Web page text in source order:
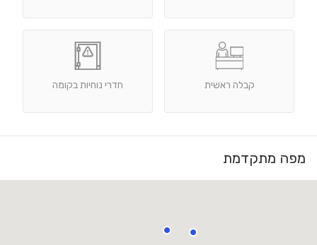
קבלה ראשית חדרי נוחיות בקומה
מפה מתקדמת